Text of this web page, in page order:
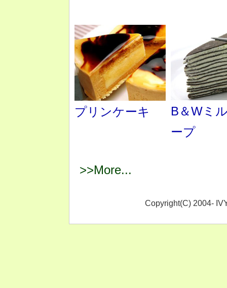
プリンケーキ
B＆Wミ
ープ
>>More...
Copyright(C) 2004-